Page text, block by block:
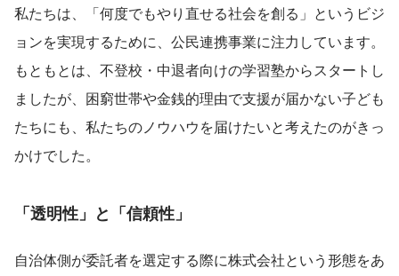
私たちは、「何度でもやり直せる社会を創る」というビジ
ョンを実現するために、公民連携事業に注力しています。
もともとは、不登校・中退者向けの学習塾からスタートし
ましたが、困窮世帯や金銭的理由で支援が届かない子ども
たちにも、私たちのノウハウを届けたいと考えたのがきっ
かけでした。
「透明性」と「信頼性」
自治体側が委託者を選定する際に株式会社という形態をあ